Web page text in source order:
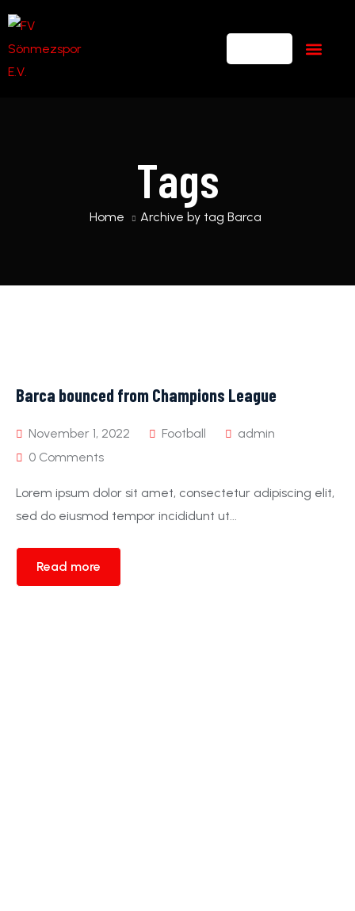
Tags
Home Archive by tag Barca
Barca bounced from Champions League
November 1, 2022 Football
admin
0 Comments
Lorem ipsum dolor sit amet, consectetur adipiscing elit,
sed do eiusmod tempor incididunt ut...
Read more